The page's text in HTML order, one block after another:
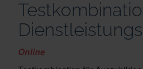
Online